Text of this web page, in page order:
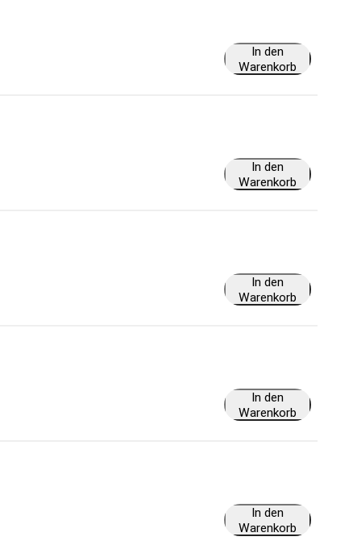
In den
Warenkorb
In den
Warenkorb
In den
Warenkorb
In den
Warenkorb
In den
Warenkorb